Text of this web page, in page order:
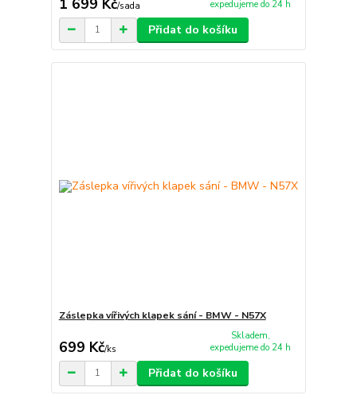
/sada
expedujeme do 24 h
Přidat do košíku
Záslepka vířivých klapek sání - BMW - N57X
699 Kč/ks
Skladem,
expedujeme do 24 h
Přidat do košíku